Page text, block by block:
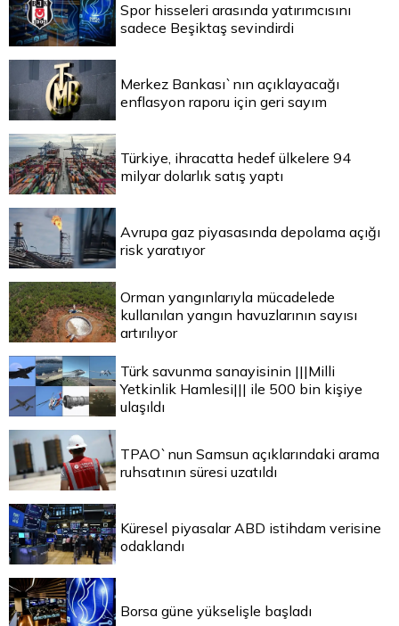
Spor hisseleri arasında yatırımcısını
sadece Beşiktaş sevindirdi
Merkez Bankası`nın açıklayacağı
enflasyon raporu için geri sayım
Türkiye, ihracatta hedef ülkelere 94
milyar dolarlık satış yaptı
Avrupa gaz piyasasında depolama açığı
risk yaratıyor
Orman yangınlarıyla mücadelede
kullanılan yangın havuzlarının sayısı
artırılıyor
Türk savunma sanayisinin |||Milli
Yetkinlik Hamlesi||| ile 500 bin kişiye
ulaşıldı
TPAO`nun Samsun açıklarındaki arama
ruhsatının süresi uzatıldı
Küresel piyasalar ABD istihdam verisine
odaklandı
Borsa güne yükselişle başladı